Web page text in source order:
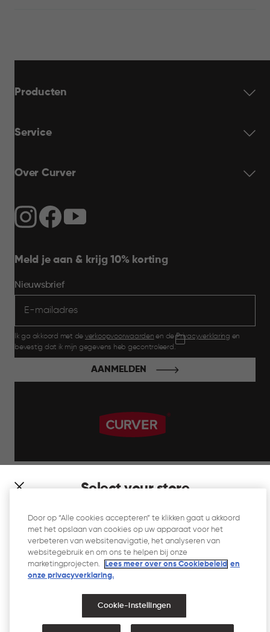
Select your store
which store would you like to shop?
Producten
Service
Over Curver
Meld je aan & krijg 10% korting
Nieuwsbrief
Ik ga akkoord met de verkoopvoorwaarden en dePrivacyverklaring en
bevestig dat ik mijn gegevens heb gecontroleerd.
AANMELDEN
Website Gebruiksvoorwaarden
Privacyverklaring
Cookiebeleid
Toegankelijkheidsverklaring
Door op “Alle cookies accepteren” te klikken gaat u akkoord
met het opslaan van cookies op uw apparaat voor het
verbeteren van websitenavigatie, het analyseren van
websitegebruik en om ons te helpen bij onze
marketingprojecten.
Lees meer over ons Cookiebeleid en
onze privacyverklaring.​
Cookie-instellingen